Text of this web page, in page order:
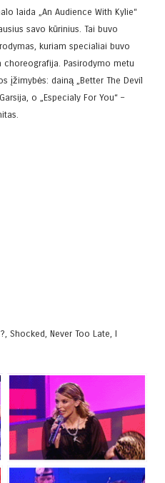
laida „An Audience With Kylie“
savo kūrinius. Tai buvo
kuriam specialiai buvo
Pasirodymo metu
įžimybės: dainą „Better The Devil
o „Especialy For You“ –
Shocked, Never Too Late, I